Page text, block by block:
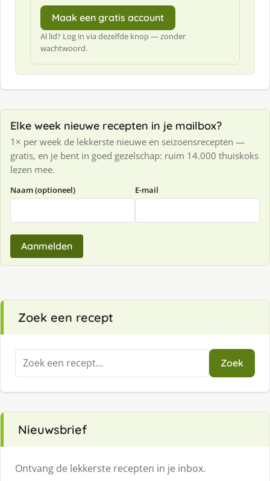
Maak een gratis account
Al lid? Log in via dezelfde knop — zonder
wachtwoord.
Elke week nieuwe recepten in je mailbox?
1× per week de lekkerste nieuwe en seizoensrecepten —
gratis, en je bent in goed gezelschap: ruim 14.000 thuiskoks
lezen mee.
Naam (optioneel) E-mail
Aanmelden
Zoek een recept
Zoeken
naar:
Zoek
Nieuwsbrief
Ontvang de lekkerste recepten in je inbox.